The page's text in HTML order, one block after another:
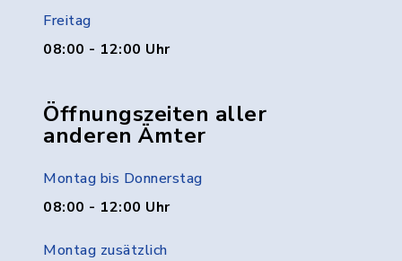
Freitag
08:00 - 12:00 Uhr
Öffnungszeiten aller
anderen Ämter
Montag bis Donnerstag
08:00 - 12:00 Uhr
Montag zusätzlich